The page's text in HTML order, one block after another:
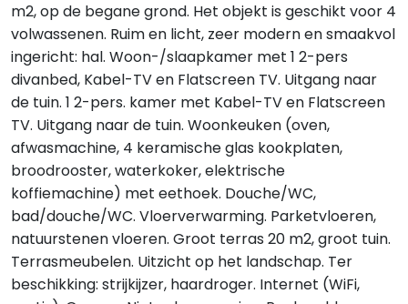
m2, op de begane grond. Het objekt is geschikt voor 4
volwassenen. Ruim en licht, zeer modern en smaakvol
ingericht: hal. Woon-/slaapkamer met 1 2-pers
divanbed, Kabel-TV en Flatscreen TV. Uitgang naar
de tuin. 1 2-pers. kamer met Kabel-TV en Flatscreen
TV. Uitgang naar de tuin. Woonkeuken (oven,
afwasmachine, 4 keramische glas kookplaten,
broodrooster, waterkoker, elektrische
koffiemachine) met eethoek. Douche/WC,
bad/douche/WC. Vloerverwarming. Parketvloeren,
natuurstenen vloeren. Groot terras 20 m2, groot tuin.
Terrasmeubelen. Uitzicht op het landschap. Ter
beschikking: strijkijzer, haardroger. Internet (WiFi,